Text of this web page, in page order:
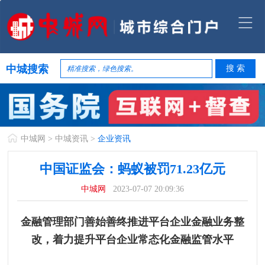
中城搜索
中城网 > 中城资讯 >企业资讯
中国证监会：蚂蚁被罚71.23亿元
中城网 2023-07-07 20:09:36
金融管理部门善始善终推进平台企业金融业务整
改，着力提升平台企业常态化金融监管水平